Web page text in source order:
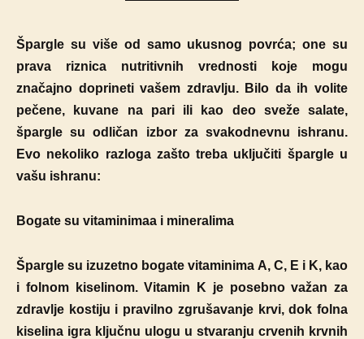
Špargle su više od samo ukusnog povrća; one su
prava riznica nutritivnih vrednosti koje mogu
značajno doprineti vašem zdravlju. Bilo da ih volite
pečene, kuvane na pari ili kao deo sveže salate,
špargle su odličan izbor za svakodnevnu ishranu.
Evo nekoliko razloga zašto treba uključiti špargle u
vašu ishranu:
Bogate su vitaminimaa i mineralima
Špargle su izuzetno bogate vitaminima A, C, E i K, kao
i folnom kiselinom. Vitamin K je posebno važan za
zdravlje kostiju i pravilno zgrušavanje krvi, dok folna
kiselina igra ključnu ulogu u stvaranju crvenih krvnih